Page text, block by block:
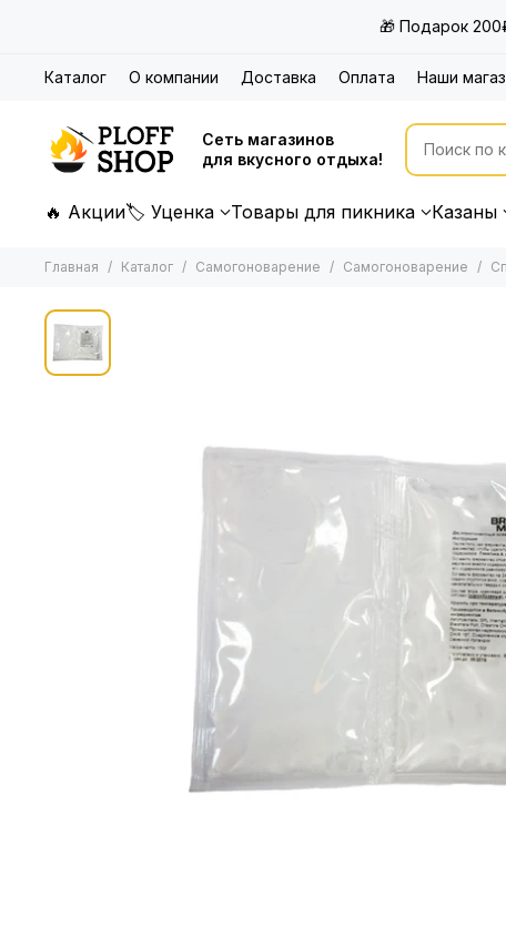
🎁 Подарок
Каталог О компании Доставка Оплата Наши
Сеть магазинов
для вкусного отдыха!
🔥 Акции🏷 Уценка Товары для пикника Казаны
Главная Каталог Самогоноварение Самогоноварение